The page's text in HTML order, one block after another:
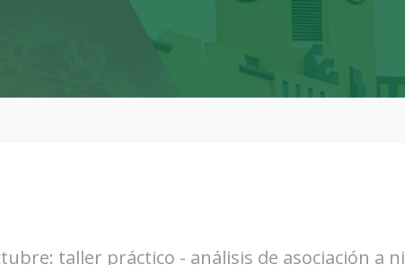
taller práctico - análisis de asociación a